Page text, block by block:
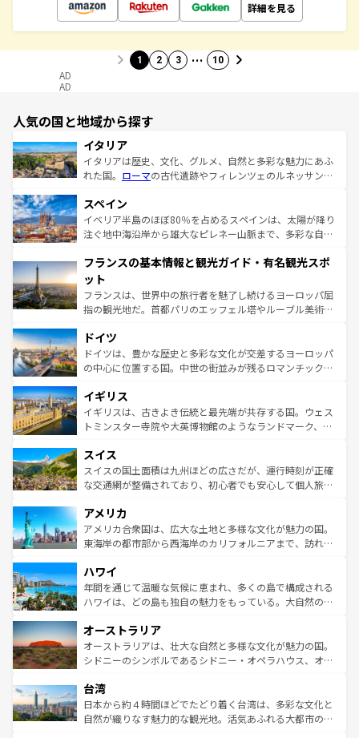
詳細を見る
1 2 3 … 10
AD
AD
人気の国と地域から探す
イタリア
イタリアは歴史、文化、グルメ、自然と多彩な魅力にあふ
れた国。 ローマの古代遺跡やフィレンツェのルネッサンス
ろん、トスカーナの美しい田園風景やアマルフィ海岸の絶
景など、自然景観も見逃せない。観光の合間には、本場の
ピザやパスタなど、絶品のイタリア料理を堪能することも
ませてくれるイタリアで、忘れられない旅をしてみよう！
なお、新着のイタリア情報は
しい。
スペイン
イベリア半島のほぼ80％を占めるスペインは、太陽が降り
注ぐ地中海沿岸から雄大なピレネー山脈まで、多彩な自然
文化が根付くこの国では、情熱的なフラメンコ、熱気あふ
れる闘牛、そして美味しいタパスが生活の一部となってい
る。首都マドリードの洗練された雰囲気や、バルセロナの
アートに溢れた街角から、地方では古代ローマ遺跡や中世
せる。地方によって風土や気候が異なるスペインはその個
性で訪れる人を魅了する。 なお、新着のスペイン情報は コ
ンテンツ一覧を参照してほしい。
フランスの基本情報と観光ガイド・有名観光スポ
ット
フランスは、世界中の旅行者を魅了し続けるヨーロッパ屈
指の観光地だ。首都パリのエッフェル塔やルーブル美術館
で、幅広い魅力が詰まっている。華麗な宮殿、歴史的な大
聖堂、美しいビーチ、そして豊かな自然が、訪れる者を心
から魅了する。また、フランスは美食の国としても知ら
いる。シャンパンの発祥地であるランス、プロヴァンスの
香り高いラベンダー畑など、多彩な楽しみ方が可能だ。さ
らに、パリ以外の地域にも魅力が溢れており、どの街角に
れる地方に足を運ぶとそれぞれで全く異なる文化を体験で
きるだろう。 なお、新着のフランス情報はコンテンツ一覧
を参照してほしい。
ドイツ
ドイツは、豊かな歴史と多彩な文化が交差するヨーロッパ
の中心に位置する国。中世の街並みが残るロマンチック街
顔を持つこの国は、どこを歩いても飽きることがない。ベ
ルリンの文化的活気、バイエルン州のアルプスの絶景、そ
してライン川沿いのワイン畑といった風景は必見。ビール
は、お酒好きな人にはぜひ体験してほしい。 なお、新着の
ドイツ情報はコンテンツ一覧を参照してほしい。
イギリス
イギリスは、古きよき伝統と最先端が共存する国。ウェス
トミンスター寺院や大英博物館のようなランドマーク、歴
リアごとに異なる魅力がある。また、優雅なアフタヌーン
ティー、ビール好きにはたまらない英国パブ、サッカー観
戦など、本場だからこそできる体験も豊富。イギリスを旅
ンツ一覧を参照してほしい。
スイス
スイスの国土面積は九州ほどの広さだが、運行時刻が正確
な交通網が整備されており、初心者でも安心して個人旅行
の建物がそのまま残る町や、スイスならではのユニークな
博物館もあり、アルプス観光だけでなく町歩きも満喫する
ことができる。国民の所得が高いため物価も高いが、旅行
ば市内交通費無料で観光を楽しむこともできる。 なお、新
着のスイス情報はコンテンツ一覧 を参照してほしい。
アメリカ
アメリカ合衆国は、広大な土地と多様な文化が魅力の国。
東海岸の都市部から西海岸のカリフォルニアまで、訪れる
のような巨大都市は、観光、ショッピング、エンターテイ
ンメントが詰まった刺激的なスポットだ。一方、アメリカ
西部には大自然が広がり、グランドキャニオンやイエロー
部のニューオーリンズでは、音楽と美食が融合した独特の
文化が魅力。旅行者はアメリカの各地域で異なる魅力を楽
しみながら、その多様性と豊かな歴史を感じることができ
ならではの贅沢な旅のスタイルだ。 なお、新着のアメリカ
情報はコンテンツ一覧を参照してほしい。
ハワイ
年間を通じて温暖な気候に恵まれ、多くの島で構成される
ハワイは、どの島も独自の魅力をもっている。大自然の神
ワイ島は見逃せない。また、定番の観光地といえばオアフ
島だが、静かな自然を求めるならマウイ島やカウアイ島が
おすすめ。エメラルドグリーンに輝く海をはじめ、豊かな
れるおもてなしの心で訪れる人々を迎えてくれるハワイの
人々、おいしいローカルフードやハワイアンミュージッ
ク、伝統的なフラダンスなど、すべてがハワイの魅力を彩
オーストラリア
オーストラリアは、壮大な自然と多様な文化が魅力の国。
シドニーのシンボルであるシドニー・オペラハウス、オー
リアリーフや大陸中央部にそびえるウルル（エアーズロッ
ク）、タスマニアの美しい原生林やケアンズの熱帯雨林な
ど、見どころがたくさん。また、カフェやワイン、オージ
台湾
日本から約４時間ほどでたどり着く台湾は、多彩な文化と
自然が織りなす魅力的な観光地。活気あふれる大都市の台